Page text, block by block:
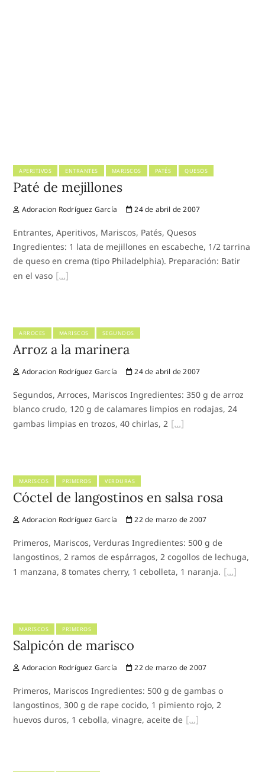
APERITIVOS ENTRANTES MARISCOS PATÉS QUESOS
Paté de mejillones
Adoracion Rodríguez García 24 de abril de 2007
Entrantes, Aperitivos, Mariscos, Patés, Quesos
Ingredientes: 1 lata de mejillones en escabeche, 1/2 tarrina
de queso en crema (tipo Philadelphia). Preparación: Batir
en el vaso
ARROCES MARISCOS SEGUNDOS
Arroz a la marinera
Adoracion Rodríguez García 24 de abril de 2007
Segundos, Arroces, Mariscos Ingredientes: 350 g de arroz
blanco crudo, 120 g de calamares limpios en rodajas, 24
gambas limpias en trozos, 40 chirlas, 2
MARISCOS PRIMEROS VERDURAS
Cóctel de langostinos en salsa rosa
Adoracion Rodríguez García 22 de marzo de 2007
Primeros, Mariscos, Verduras Ingredientes: 500 g de
langostinos, 2 ramos de espárragos, 2 cogollos de lechuga,
1 manzana, 8 tomates cherry, 1 cebolleta, 1 naranja.
MARISCOS PRIMEROS
Salpicón de marisco
Adoracion Rodríguez García 22 de marzo de 2007
Primeros, Mariscos Ingredientes: 500 g de gambas o
langostinos, 300 g de rape cocido, 1 pimiento rojo, 2
huevos duros, 1 cebolla, vinagre, aceite de